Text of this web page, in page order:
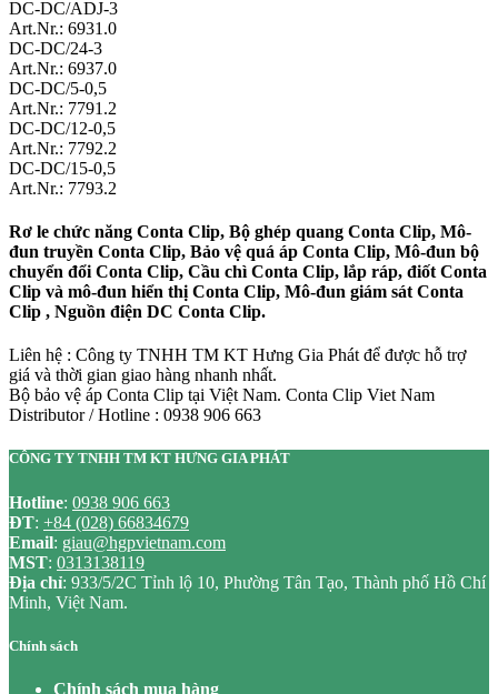
DC-DC/ADJ-3
Art.Nr.: 6931.0
DC-DC/24-3
Art.Nr.: 6937.0
DC-DC/5-0,5
Art.Nr.: 7791.2
DC-DC/12-0,5
Art.Nr.: 7792.2
DC-DC/15-0,5
Art.Nr.: 7793.2
Rơ le chức năng Conta Clip, Bộ ghép quang Conta Clip, Mô-
đun truyền Conta Clip, Bảo vệ quá áp Conta Clip, Mô-đun bộ
chuyển đổi Conta Clip, Cầu chì Conta Clip, lắp ráp, điốt Conta
Clip và mô-đun hiển thị Conta Clip, Mô-đun giám sát Conta
Clip , Nguồn điện DC Conta Clip.
Liên hệ : Công ty TNHH TM KT Hưng Gia Phát để được hỗ trợ
giá và thời gian giao hàng nhanh nhất.
Bộ bảo vệ áp Conta Clip tại Việt Nam. Conta Clip Viet Nam
Distributor / Hotline : 0938 906 663
CÔNG TY TNHH TM KT HƯNG GIA PHÁT
Hotline: 0938 906 663
ĐT: +84 (028) 66834679
Email: giau@hgpvietnam.com
MST: 0313138119
Địa chỉ: 933/5/2C Tỉnh lộ 10, Phường Tân Tạo, Thành phố Hồ Chí
Minh, Việt Nam.
Chính sách
Chính sách mua hàng